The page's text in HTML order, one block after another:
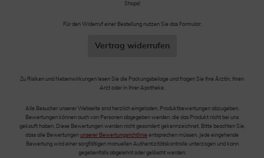
Shops!
Für den Widerruf einer Bestellung nutzen Sie das Formular:
Vertrag widerrufen
Zu Risiken und Nebenwirkungen lesen Sie die Packungsbeilage und fragen Sie Ihre Ärztin, Ihren
Arzt oder in Ihrer Apotheke.
Alle Besucher unserer Webseite sind herzlich eingeladen, Produktbewertungen abzugeben.
Bewertungen können auch von Personen abgegeben werden, die das Produkt nicht bei uns
gekauft haben. Diese Bewertungen werden nicht gesondert gekennzeichnet. Bitte beachten Sie,
dass alle Bewertungen unserer Bewertungsrichtlinie entsprechen müssen. Jede eingehende
Bewertung wird einer sorgfältigen manuellen Authentizitätskontrolle unterzogen und kann
gegebenfalls abgelehnt oder gelöscht werden.